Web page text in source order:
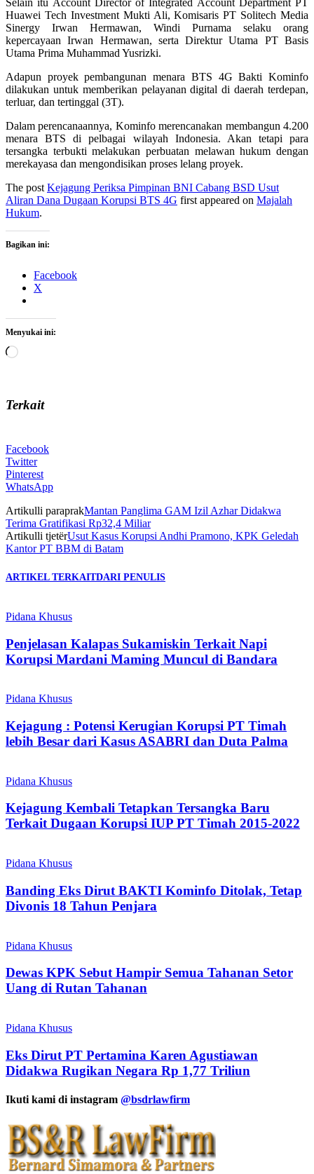
Huawei Tech Investment Mukti Ali, Komisaris PT Solitech Media
Sinergy Irwan Hermawan, Windi Purnama selaku orang
kepercayaan Irwan Hermawan, serta Direktur Utama PT Basis
Utama Prima Muhammad Yusrizki.
Adapun proyek pembangunan menara BTS 4G Bakti Kominfo
dilakukan untuk memberikan pelayanan digital di daerah terdepan,
terluar, dan tertinggal (3T).
Dalam perencanaannya, Kominfo merencanakan membangun 4.200
menara BTS di pelbagai wilayah Indonesia. Akan tetapi para
tersangka terbukti melakukan perbuatan melawan hukum dengan
merekayasa dan mengondisikan proses lelang proyek.
The post Kejagung Periksa Pimpinan BNI Cabang BSD Usut
Aliran Dana Dugaan Korupsi BTS 4G first appeared on Majalah
Hukum.
Bagikan ini:
Facebook
X
Menyukai ini:
Memuat...
Terkait
Facebook
Twitter
Pinterest
WhatsApp
Artikulli paraprakMantan Panglima GAM Izil Azhar Didakwa
Terima Gratifikasi Rp32,4 Miliar
Artikulli tjetërUsut Kasus Korupsi Andhi Pramono, KPK Geledah
Kantor PT BBM di Batam
ARTIKEL TERKAITDARI PENULIS
Pidana Khusus
Penjelasan Kalapas Sukamiskin Terkait Napi
Korupsi Mardani Maming Muncul di Bandara
Pidana Khusus
Kejagung : Potensi Kerugian Korupsi PT Timah
lebih Besar dari Kasus ASABRI dan Duta Palma
Pidana Khusus
Kejagung Kembali Tetapkan Tersangka Baru
Terkait Dugaan Korupsi IUP PT Timah 2015-2022
Pidana Khusus
Banding Eks Dirut BAKTI Kominfo Ditolak, Tetap
Divonis 18 Tahun Penjara
Pidana Khusus
Dewas KPK Sebut Hampir Semua Tahanan Setor
Uang di Rutan Tahanan
Pidana Khusus
Eks Dirut PT Pertamina Karen Agustiawan
Didakwa Rugikan Negara Rp 1,77 Triliun
Ikuti kami di instagram @bsdrlawfirm